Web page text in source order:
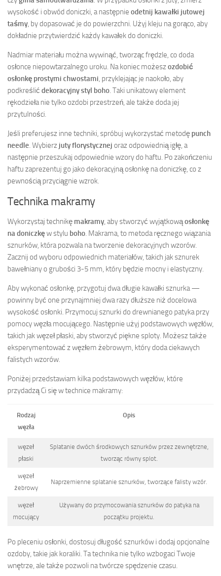
wysokość i obwód doniczki, a następnie odetnij kawałki jutowej
taśmy, by dopasować je do powierzchni. Użyj kleju na gorąco, aby
dokładnie przytwierdzić każdy kawałek do doniczki.
Nadmiar materiału można wywinąć, tworząc frędzle, co doda
osłonce niepowtarzalnego uroku. Na koniec możeszozdobić
osłonkę prostymi chwostami, przyklejając je naokoło, aby
podkreślić dekoracyjny styl boho. Taki unikatowy element
rękodzieła nie tylko ozdobi przestrzeń, ale także doda jej
przytulności.
Jeśli preferujesz inne techniki, spróbuj wykorzystać metodę punch
needle. Wybierz juty florystycznej oraz odpowiednią igłę, a
następnie przeszukaj odpowiednie wzory do haftu. Po zakończeniu
haftu zaprezentuj go jako dekoracyjną osłonkę na doniczkę, co z
pewnością przyciągnie wzrok.
Technika makramy
Wykorzystaj technikę makramy, aby stworzyć wyjątkowąosłonkę
na doniczkęw stylu boho. Makrama, to metoda ręcznego wiązania
sznurków, która pozwala na tworzenie dekoracyjnych wzorów.
Zacznij od wyboru odpowiednich materiałów, takich jak sznurek
bawełniany o grubości 3-5 mm, który będzie mocny i elastyczny.
Aby wykonać osłonkę, przygotuj dwa długie kawałki sznurka —
powinny być one przynajmniej dwa razy dłuższe niż docelowa
wysokość osłonki. Przymocuj sznurki do drewnianego patyka przy
pomocy węzła mocującego. Następnie użyj podstawowych węzłów,
takich jak węzeł płaski, aby stworzyć piękne sploty. Możesz także
eksperymentować z węzłem żebrowym, który doda ciekawych
falistych wzorów.
Poniżej przedstawiam kilka podstawowych węzłów, które
przydadzą Ci się w technice makramy:
Rodzaj
węzła
Opis
węzeł
płaski
Splatanie dwóch środkowych sznurków przez zewnętrzne,
tworząc równy splot.
węzeł
żebrowy
Naprzemienne splatanie sznurków, tworzące falisty wzór.
węzeł
mocujący
Używany do przymocowania sznurków do patyka na
początku projektu.
Po pleceniu osłonki, dostosuj długość sznurków i dodaj opcjonalne
ozdoby, takie jak koraliki. Ta technika nie tylko wzbogaci Twoje
wnętrze, ale także pozwoli na twórcze spędzenie czasu.